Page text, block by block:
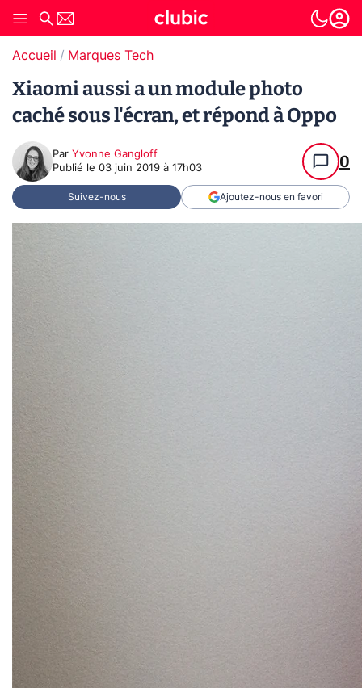
Accueil Marques Tech
Xiaomi aussi a un module photo
caché sous l'écran, et répond à Oppo
Par Yvonne Gangloff
Publié le 03 juin 2019 à 17h03 0
Suivez-nous Ajoutez-nous en favori